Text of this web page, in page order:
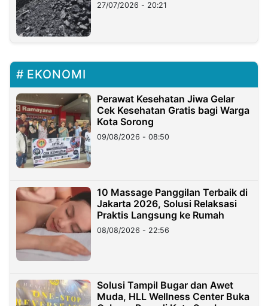
27/07/2026 - 20:21
EKONOMI
Perawat Kesehatan Jiwa Gelar
Cek Kesehatan Gratis bagi Warga
Kota Sorong
09/08/2026 - 08:50
10 Massage Panggilan Terbaik di
Jakarta 2026, Solusi Relaksasi
Praktis Langsung ke Rumah
08/08/2026 - 22:56
Solusi Tampil Bugar dan Awet
Muda, HLL Wellness Center Buka